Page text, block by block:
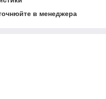
в менеджера